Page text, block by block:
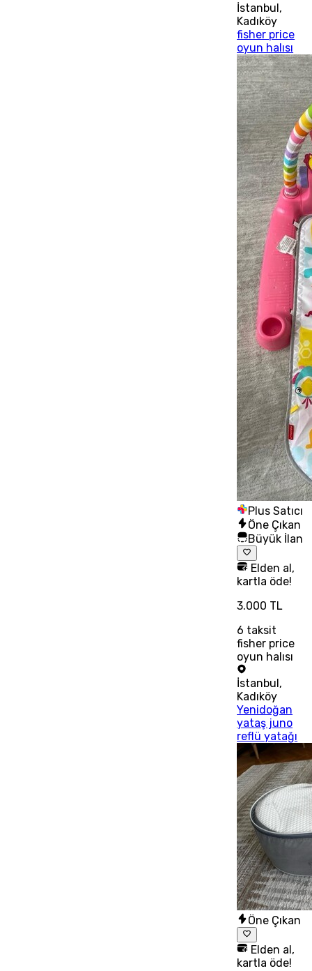
İstanbul,
Kadıköy
fisher price
oyun halısı
Plus Satıcı
Öne Çıkan
Büyük İlan
Elden al,
kartla öde!
3.000 TL
6 taksit
fisher price
oyun halısı
İstanbul,
Kadıköy
Yenidoğan
yataş juno
reflü yatağı
Öne Çıkan
Elden al,
kartla öde!